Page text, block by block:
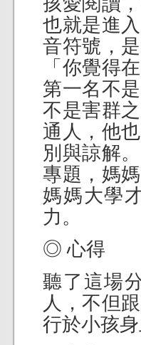
也就是進
音符號，
「你覺得
第一名不
不是害群
通人，他
別與諒解
專題，媽
媽媽大學
力。
◎ 心得
聽了這場
人，不但
行於小孩